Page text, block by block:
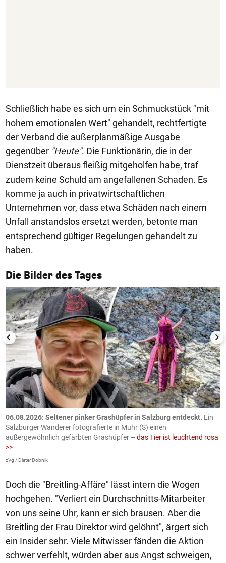
Schließlich habe es sich um ein Schmuckstück "mit
hohem emotionalen Wert" gehandelt, rechtfertigte
der Verband die außerplanmäßige Ausgabe
gegenüber "Heute". Die Funktionärin, die in der
Dienstzeit überaus fleißig mitgeholfen habe, traf
zudem keine Schuld am angefallenen Schaden. Es
komme ja auch in privatwirtschaftlichen
Unternehmen vor, dass etwa Schäden nach einem
Unfall anstandslos ersetzt werden, betonte man
entsprechend gültiger Regelungen gehandelt zu
haben.
Die Bilder des Tages
1/50
06.08.2026: Seltener pinker Grashüpfer in Salzburg entdeckt. Ein
Salzburger Wanderer fotografierte in Muhr (S) einen
außergewöhnlich gefärbten Grashüpfer – das Tier ist leuchtend rosa
>>
zVg / Dieter Dobnik
Doch die "Breitling-Affäre" lässt intern die Wogen
hochgehen. "Verliert ein Durchschnitts-Mitarbeiter
von uns seine Uhr, kann er sich brausen. Aber die
Breitling der Frau Direktor wird gelöhnt", ärgert sich
ein Insider sehr. Viele Mitwisser fänden die Aktion
schwer verfehlt, würden aber aus Angst schweigen,